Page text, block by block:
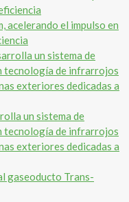
acelerando el impulso en
un sistema de
tecnología de infrarrojos
exteriores dedicadas a